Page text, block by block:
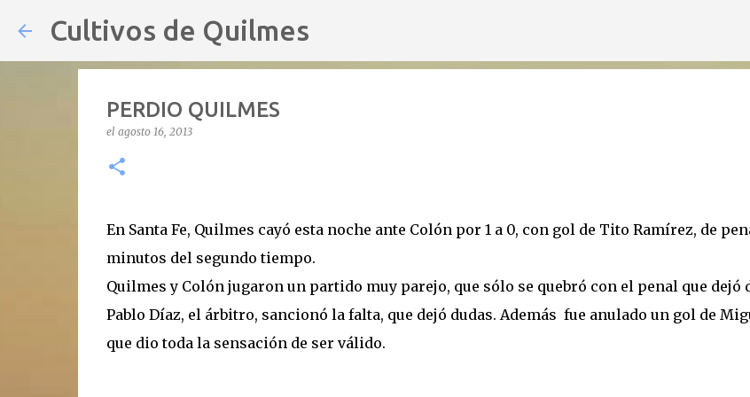
Cultivos de Quilmes
PERDIO QUILMES
el agosto 16, 2013
En Santa Fe, Quilmes cayó esta noche ante Colón por 1 a 0, con gol de Tito Ramírez, de
minutos del segundo tiempo.
Quilmes y Colón jugaron un partido muy parejo, que sólo se quebró con el penal que dejó
Pablo Díaz, el árbitro, sancionó la falta, que dejó dudas. Además fue anulado un gol de
que dio toda la sensación de ser válido.